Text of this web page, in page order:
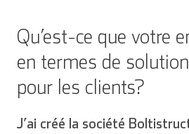
Qu’est-ce que votre
en termes de
pour les clients?
J’ai créé la société